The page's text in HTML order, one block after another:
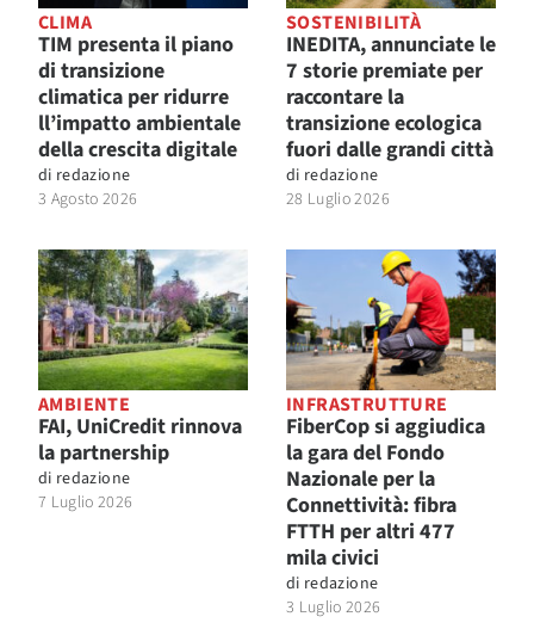
CLIMA
TIM presenta il piano
di transizione
climatica per ridurre
ll’impatto ambientale
della crescita digitale
di redazione
3 Agosto 2026
SOSTENIBILITÀ
INEDITA, annunciate le
7 storie premiate per
raccontare la
transizione ecologica
fuori dalle grandi città
di redazione
28 Luglio 2026
AMBIENTE
FAI, UniCredit rinnova
la partnership
di redazione
7 Luglio 2026
INFRASTRUTTURE
FiberCop si aggiudica
la gara del Fondo
Nazionale per la
Connettività: fibra
FTTH per altri 477
mila civici
di redazione
3 Luglio 2026